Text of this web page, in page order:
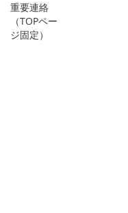
重要連絡
（TOPペー
ジ固定）